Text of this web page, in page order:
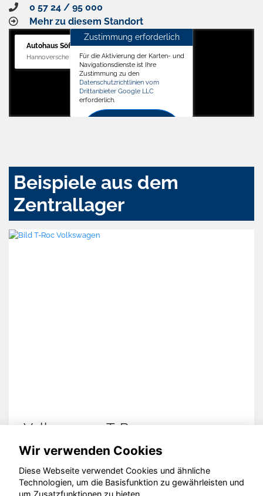
0 57 24 / 95 000
Mehr zu diesem Standort
Autohaus Söffker GmbH
Hannoversche Str. 34, 31688 Nienstädt
Zustimmung erforderlich
Für die Aktivierung der Karten- und
Navigationsdienste ist Ihre
Zustimmung zu den
Datenschutzrichtlinien vom
Drittanbieter Google LLC
erforderlich.
Beispiele aus dem
Zentrallager
Volkswagen T-Roc
Wir verwenden Cookies
Diese Webseite verwendet Cookies und ähnliche
Technologien, um die Basisfunktion zu gewährleisten und
um Zusatzfunktionen zu bieten.